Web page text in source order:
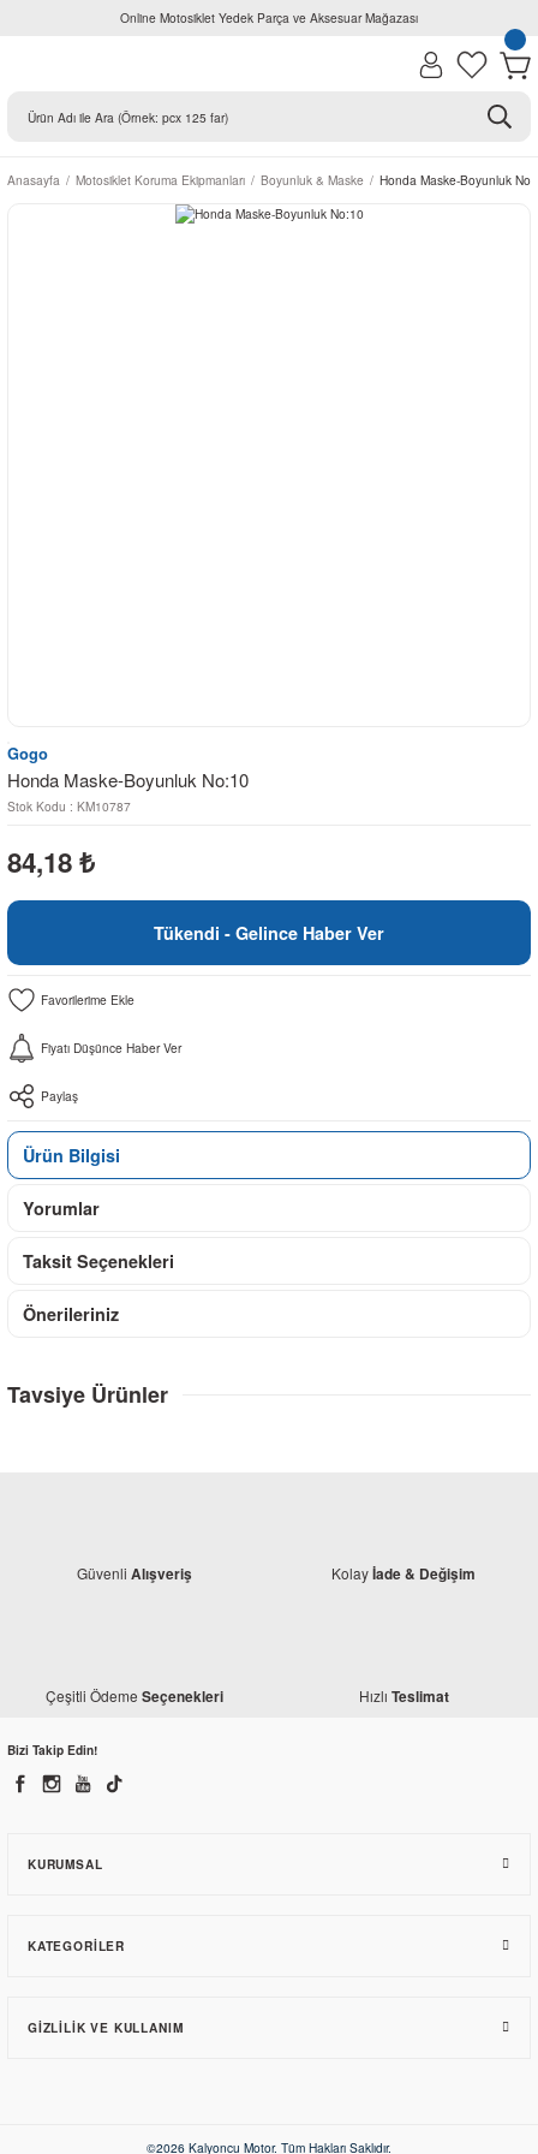
Online Motosiklet Yedek Parça ve Aksesuar Mağazası
Anasayfa Motosiklet Koruma Ekipmanları Boyunluk & Maske Honda Maske-Boyunluk
Gogo
Honda Maske-Boyunluk No:10
Stok Kodu : KM10787
84,18 ₺
Tükendi - Gelince Haber Ver
Fiyatı Düşünce Haber Ver
Paylaş
Ürün Bilgisi
Yorumlar
Taksit Seçenekleri
Önerileriniz
Tavsiye Ürünler
80,17 TL
Güvenli Alışveriş Kolayİade & Değişim
Çeşitli Ödeme Seçenekleri Hızlı Teslimat
Bizi Takip Edin!
KURUMSAL
KATEGORILER
GIZLILIK VE KULLANIM
©2026 Kalyoncu Motor. Tüm Hakları Saklıdır.